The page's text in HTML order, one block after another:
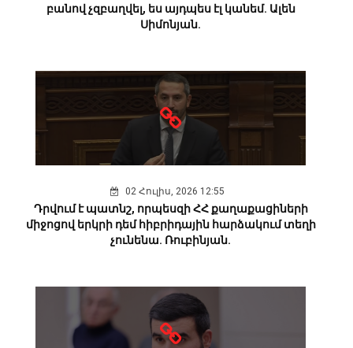
բանով չզբաղվել, ես այդպես էլ կանեմ. Ալեն
Սիմոնյան.
02 Հուլիս, 2026 12:55
Դրվում է պատնշ, որպեսզի ՀՀ քաղաքացիների
միջոցով երկրի դեմ հիբրիդային հարձակում տեղի
չունենա. Ռուբինյան.